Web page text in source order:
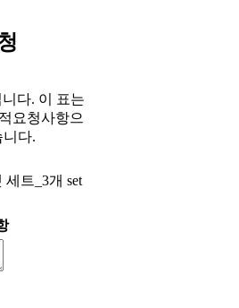
다. 이 표는
요청사항으
니다.
트_3개 set